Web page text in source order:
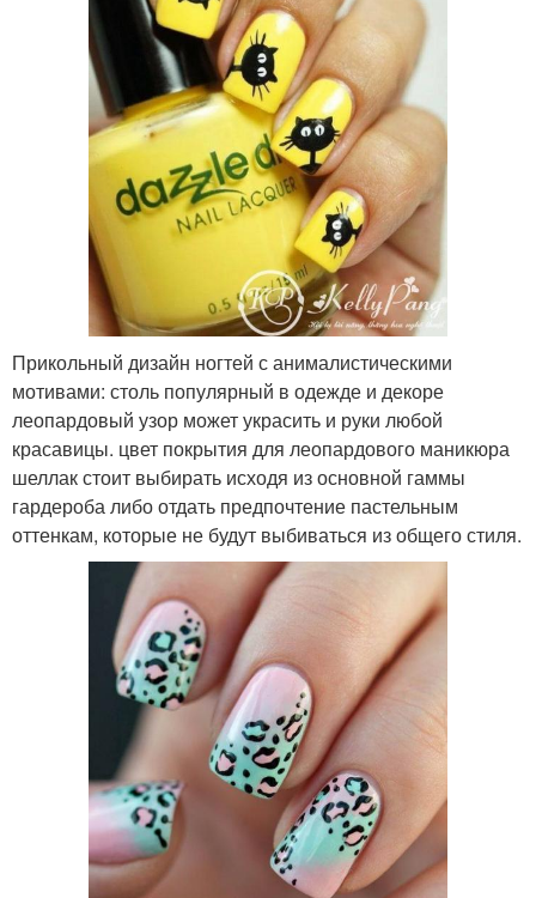
Прикольный дизайн ногтей с анималистическими
мотивами: столь популярный в одежде и декоре
леопардовый узор может украсить и руки любой
красавицы. цвет покрытия для леопардового маникюра
шеллак стоит выбирать исходя из основной гаммы
гардероба либо отдать предпочтение пастельным
оттенкам, которые не будут выбиваться из общего стиля.